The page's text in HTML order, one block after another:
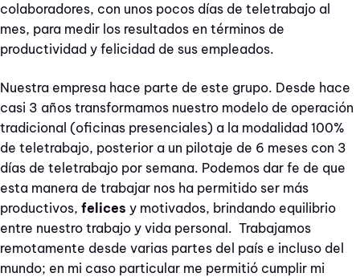
colaboradores, con unos pocos días de teletrabajo al
mes, para medir los resultados en términos de
productividad y felicidad de sus empleados.
Nuestra empresa hace parte de este grupo. Desde hace
casi 3 años transformamos nuestro modelo de operación
tradicional (oficinas presenciales) a la modalidad 100%
de teletrabajo, posterior a un pilotaje de 6 meses con 3
días de teletrabajo por semana. Podemos dar fe de que
esta manera de trabajar nos ha permitido ser más
productivos, felices y motivados, brindando equilibrio
entre nuestro trabajo y vida personal. Trabajamos
remotamente desde varias partes del país e incluso del
mundo; en mi caso particular me permitió cumplir mi